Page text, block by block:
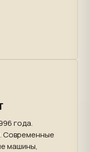
года.
Современные
машины,